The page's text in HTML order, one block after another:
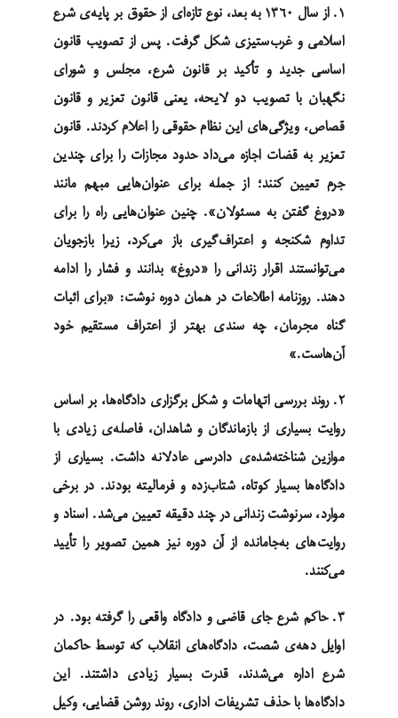
۱. از سال ۱۳۶۰ به بعد، نوع تازه‌ای از حقوق بر پایه‌ی شرع
اسلامی و غرب‌ستیزی شکل گرفت. پس از تصویب قانون
اساسی جدید و تأکید بر قانون شرع، مجلس و شورای
نگهبان با تصویب دو لایحه، یعنی قانون تعزیر و قانون
قصاص، ویژگی‌های این نظام حقوقی را اعلام کردند. قانون
تعزیر به قضات اجازه می‌داد حدود مجازات را برای چندین
جرم تعیین کنند؛ از جمله برای عنوان‌هایی مبهم مانند
«دروغ گفتن به مسئولان». چنین عنوان‌هایی راه را برای
تداوم شکنجه و اعتراف‌گیری باز می‌کرد، زیرا بازجویان
می‌توانستند اقرار زندانی را «دروغ» بدانند و فشار را ادامه
دهند. روزنامه اطلاعات در همان دوره نوشت: «برای اثبات
گناه مجرمان، چه سندی بهتر از اعتراف مستقیم خود
آن‌هاست.»
۲. روند بررسی اتهامات و شکل برگزاری دادگاه‌ها، بر اساس
روایت بسیاری از بازماندگان و شاهدان، فاصله‌ی زیادی با
موازین شناخته‌شده‌ی دادرسی عادلانه داشت. بسیاری از
دادگاه‌ها بسیار کوتاه، شتاب‌زده و فرمالیته بودند. در برخی
موارد، سرنوشت زندانی در چند دقیقه تعیین می‌شد. اسناد و
روایت‌های به‌جامانده از آن دوره نیز همین تصویر را تأیید
می‌کنند.
۳. حاکم شرع جای قاضی و دادگاه واقعی را گرفته بود. در
اوایل دهه‌ی شصت، دادگاه‌های انقلاب که توسط حاکمان
شرع اداره می‌شدند، قدرت بسیار زیادی داشتند. این
دادگاه‌ها با حذف تشریفات اداری، روند روشن قضایی، وکیل